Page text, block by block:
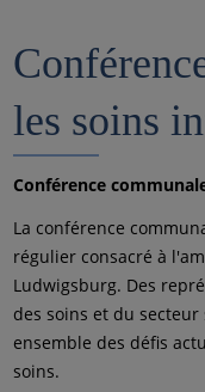
les soins
Conférence
La conférence
régulier consacré à
Ludwigsburg. Des
des soins et du
ensemble des défis
soins.